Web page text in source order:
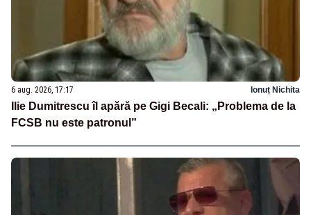
6 aug. 2026, 17:17 Ionuț Nichita
Ilie Dumitrescu îl apără pe Gigi Becali: „Problema de la
FCSB nu este patronul”